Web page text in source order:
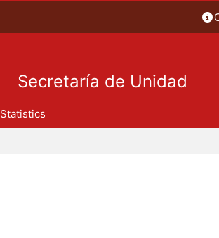
Secretaría de Unidad
Statistics